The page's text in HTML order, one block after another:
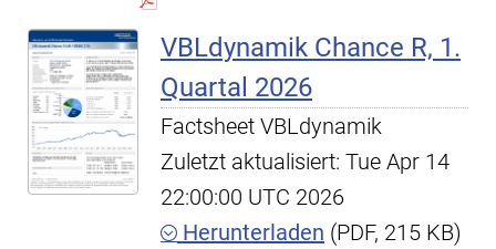
VBLdynamik Chance R, 1.
Quartal 2026
Factsheet VBLdynamik
Zuletzt aktualisiert: Tue Apr 14
22:00:00 UTC 2026
Herunterladen (PDF, 215 KB)